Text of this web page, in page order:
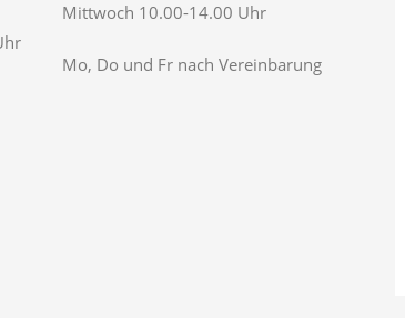
Mittwoch 10.00-14.00 Uhr
Mo, Do und Fr nach Vereinbarung